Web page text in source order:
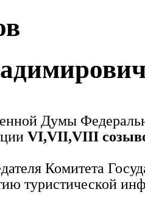
Думы
VI,VII,VIII
Комитета
туристической